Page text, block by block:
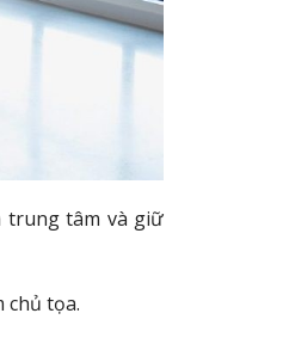
trung tâm và giữ
chủ tọa.